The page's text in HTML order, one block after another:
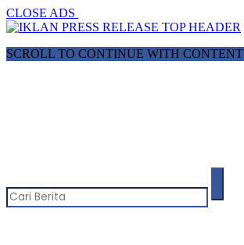
CLOSE ADS
SCROLL TO CONTINUE WITH CONTENT